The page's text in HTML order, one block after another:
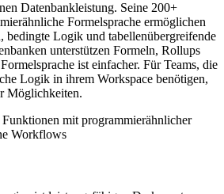
Datenbankleistung. Seine 200+
Formelsprache ermöglichen
bedingte Logik und tabellenübergreifende
unterstützen Formeln, Rollups
ist einfacher. Für Teams, die
Logik in ihrem Workspace benötigen,
Möglichkeiten.
mit programmierähnlicher
Workflows